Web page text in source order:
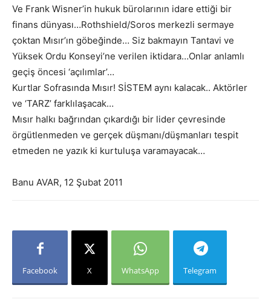
Ve Frank Wisner’in hukuk bürolarının idare ettiği bir
finans dünyası…Rothshield/Soros merkezli sermaye
çoktan Mısır’ın göbeğinde… Siz bakmayın Tantavi ve
Yüksek Ordu Konseyi’ne verilen iktidara…Onlar anlamlı
geçiş öncesi ‘açılımlar’…
Kurtlar Sofrasında Mısır! SİSTEM aynı kalacak.. Aktörler
ve ‘TARZ’ farklılaşacak…
Mısır halkı bağrından çıkardığı bir lider çevresinde
örgütlenmeden ve gerçek düşmanı/düşmanları tespit
etmeden ne yazık ki kurtuluşa varamayacak…
Banu AVAR, 12 Şubat 2011
Facebook X WhatsApp Telegram